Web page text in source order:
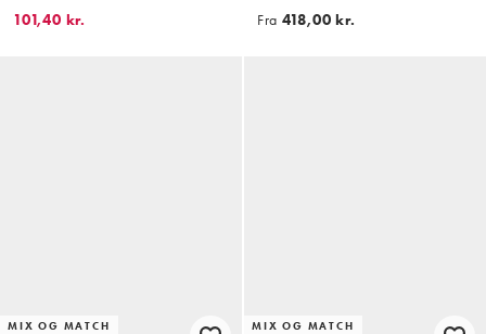
flæsekanter i småblomstret print
101,40 kr.
Fra 418,00 kr.
MIX OG MATCH MIX OG MATCH